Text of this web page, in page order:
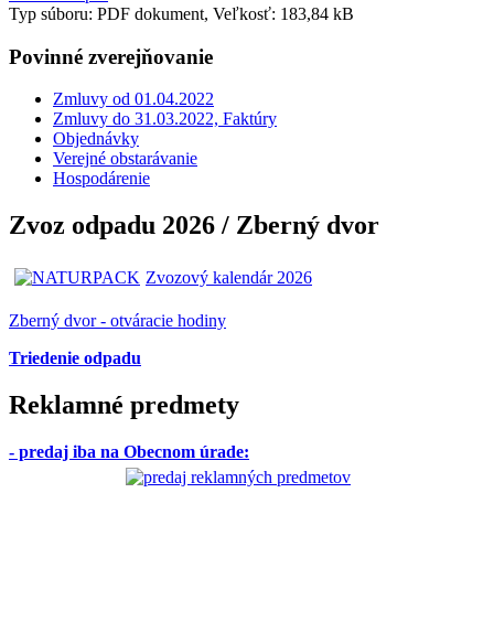
Typ súboru: PDF dokument, Veľkosť: 183,84 kB
Povinné zverejňovanie
Zmluvy od 01.04.2022
Zmluvy do 31.03.2022, Faktúry
Objednávky
Verejné obstarávanie
Hospodárenie
Zvoz odpadu 2026 / Zberný dvor
Zvozový kalendár 2026
Zberný dvor - otváracie hodiny
Triedenie odpadu
Reklamné predmety
- predaj iba na Obecnom úrade: